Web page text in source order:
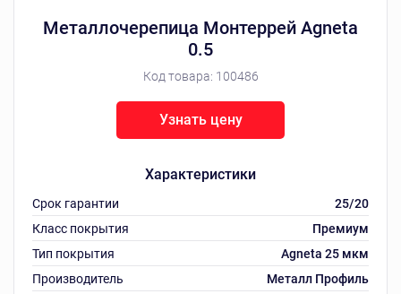
Металлочерепица Монтеррей Agneta
0.5
Код товара: 100486
Характеристики
Срок гарантии
25/20
Класс покрытия
Премиум
Тип покрытия
Agneta 25 мкм
Производитель
Металл Профиль
Узнать цену